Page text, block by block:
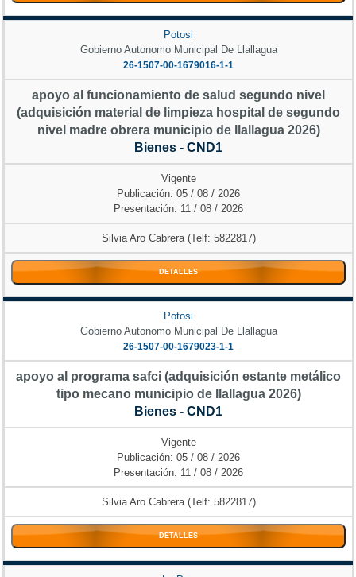
Potosi
Gobierno Autonomo Municipal De Llallagua
26-1507-00-1679016-1-1
apoyo al funcionamiento de salud segundo nivel
(adquisición material de limpieza hospital de segundo
nivel madre obrera municipio de llallagua 2026)
Bienes - CND1
Vigente
Publicación: 05 / 08 / 2026
Presentación: 11 / 08 / 2026
Silvia Aro Cabrera (Telf: 5822817)
DETALLES
Potosi
Gobierno Autonomo Municipal De Llallagua
26-1507-00-1679023-1-1
apoyo al programa safci (adquisición estante metálico
tipo mecano municipio de llallagua 2026)
Bienes - CND1
Vigente
Publicación: 05 / 08 / 2026
Presentación: 11 / 08 / 2026
Silvia Aro Cabrera (Telf: 5822817)
DETALLES